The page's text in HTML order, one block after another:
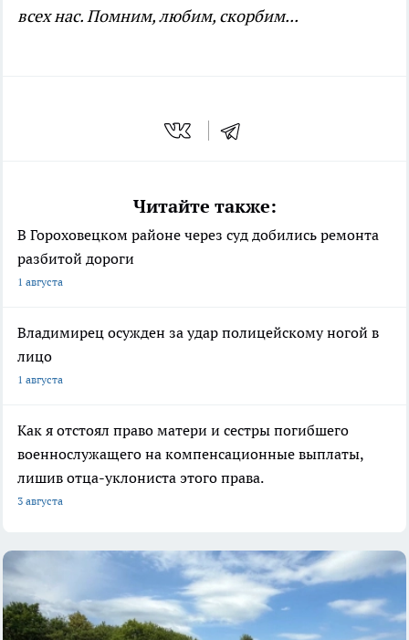
всех нас. Помним, любим, скорбим...
Читайте также:
В Гороховецком районе через суд добились ремонта
разбитой дороги
1 августа
Владимирец осужден за удар полицейскому ногой в
лицо
1 августа
Как я отстоял право матери и сестры погибшего
военнослужащего на компенсационные выплаты,
лишив отца-уклониста этого права.
3 августа